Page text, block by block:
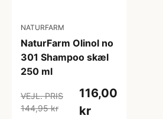
NATURFARM
NaturFarm Olinol no
301 Shampoo skæl
250 ml
VEJL. PRIS
144,95 kr
116,00
kr